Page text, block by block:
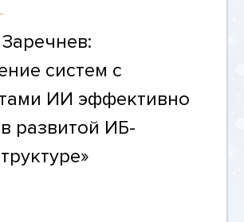
систем с
ИИ эффективно
развитой ИБ-